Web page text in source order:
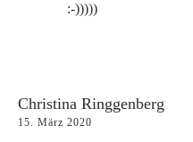
:-)))))
Christina Ringgenberg
15. März 2020